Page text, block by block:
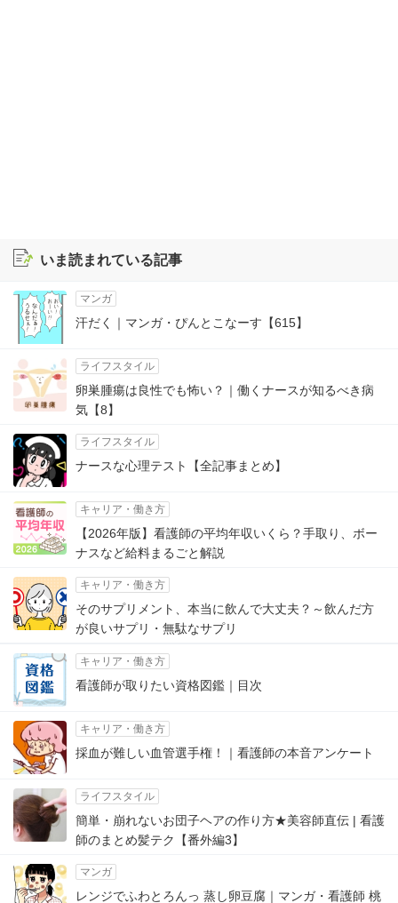
いま読まれている記事
マンガ
汗だく｜マンガ・ぴんとこなーす【615】
ライフスタイル
卵巣腫瘍は良性でも怖い？｜働くナースが知るべき病
気【8】
ライフスタイル
ナースな心理テスト【全記事まとめ】
キャリア・働き方
【2026年版】看護師の平均年収いくら？手取り、ボー
ナスなど給料まるごと解説
キャリア・働き方
そのサプリメント、本当に飲んで大丈夫？～飲んだ方
が良いサプリ・無駄なサプリ
キャリア・働き方
看護師が取りたい資格図鑑｜目次
キャリア・働き方
採血が難しい血管選手権！｜看護師の本音アンケート
ライフスタイル
簡単・崩れないお団子ヘアの作り方★美容師直伝 | 看護
師のまとめ髪テク【番外編3】
マンガ
レンジでふわとろんっ 蒸し卵豆腐｜マンガ・看護師 桃